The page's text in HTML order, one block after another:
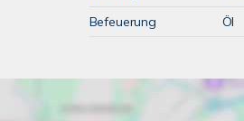
Befeuerung
Öl